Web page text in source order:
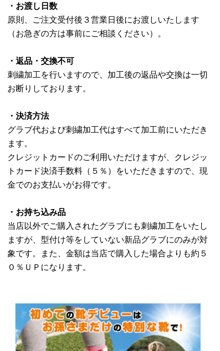
・お渡し日数
原則、ご注文受付後３営業日後にお渡しいたします
（お急ぎの方は事前にご相談ください）。
・返品・交換不可
刺繍加工を行いますので、加工後の返品や交換は一切
お断りしております。
・決済方法
グラブ代および刺繍加工代はすべて加工前にいただき
ます。
クレジットカードのご利用いただけますが、クレジッ
トカード決済手数料（５％）をいただきますので、現
金でのお支払いがお得です。
・お持ち込み品
当店以外でご購入されたグラブにも刺繍加工をいたし
ますが、型付け等をしていない新品グラブにのみが対
象です。また、金額は当店で購入した場合よりも約５
０％ＵＰになります。